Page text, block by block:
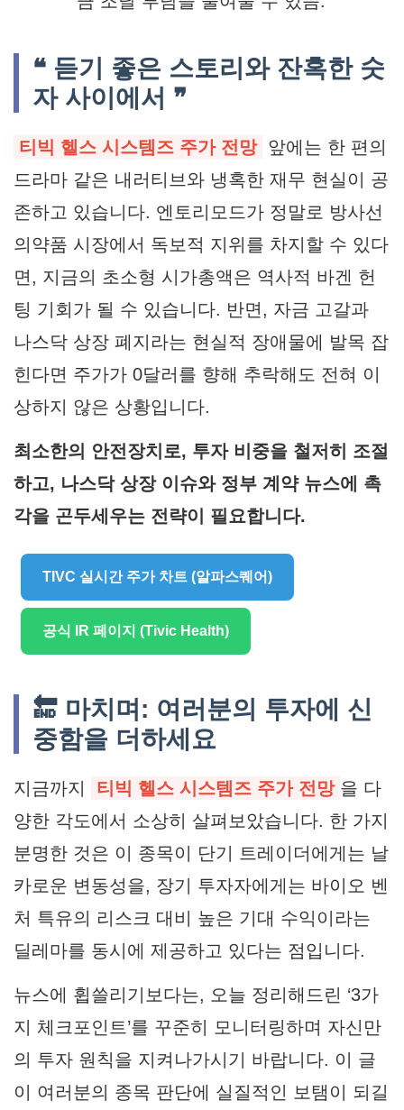
❝ 듣기 좋은 스토리와 잔혹한 숫
자 사이에서 ❞
티빅 헬스 시스템즈 주가 전망 앞에는 한 편의
드라마 같은 내러티브와 냉혹한 재무 현실이 공
존하고 있습니다. 엔토리모드가 정말로 방사선
의약품 시장에서 독보적 지위를 차지할 수 있다
면, 지금의 초소형 시가총액은 역사적 바겐 헌
팅 기회가 될 수 있습니다. 반면, 자금 고갈과
나스닥 상장 폐지라는 현실적 장애물에 발목 잡
힌다면 주가가 0달러를 향해 추락해도 전혀 이
상하지 않은 상황입니다.
최소한의 안전장치로, 투자 비중을 철저히 조절
하고, 나스닥 상장 이슈와 정부 계약 뉴스에 촉
각을 곤두세우는 전략이 필요합니다.
TIVC 실시간 주가 차트 (알파스퀘어)
공식 IR 페이지 (Tivic Health)
🔚 마치며: 여러분의 투자에 신
중함을 더하세요
지금까지 티빅 헬스 시스템즈 주가 전망 을 다
양한 각도에서 소상히 살펴보았습니다. 한 가지
분명한 것은 이 종목이 단기 트레이더에게는 날
카로운 변동성을, 장기 투자자에게는 바이오 벤
처 특유의 리스크 대비 높은 기대 수익이라는
딜레마를 동시에 제공하고 있다는 점입니다.
뉴스에 휩쓸리기보다는, 오늘 정리해드린 ‘3가
지 체크포인트’를 꾸준히 모니터링하며 자신만
의 투자 원칙을 지켜나가시기 바랍니다. 이 글
이 여러분의 종목 판단에 실질적인 보탬이 되길